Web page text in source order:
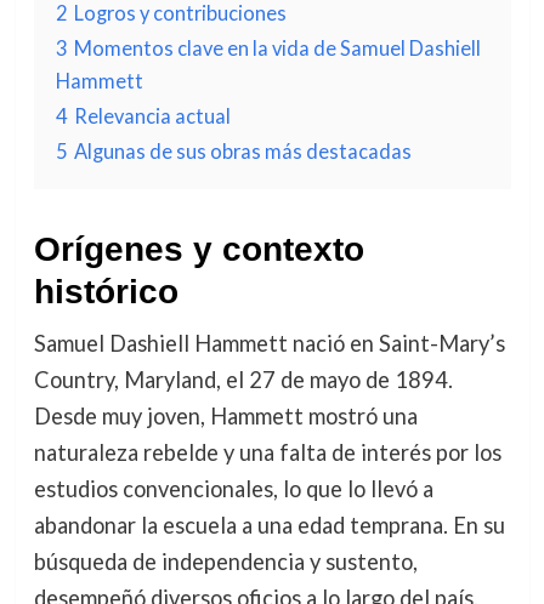
2 Logros y contribuciones
3 Momentos clave en la vida de Samuel Dashiell
Hammett
4 Relevancia actual
5 Algunas de sus obras más destacadas
Orígenes y contexto
histórico
Samuel Dashiell Hammett nació en Saint-Mary’s
Country, Maryland, el 27 de mayo de 1894.
Desde muy joven, Hammett mostró una
naturaleza rebelde y una falta de interés por los
estudios convencionales, lo que lo llevó a
abandonar la escuela a una edad temprana. En su
búsqueda de independencia y sustento,
desempeñó diversos oficios a lo largo del país.